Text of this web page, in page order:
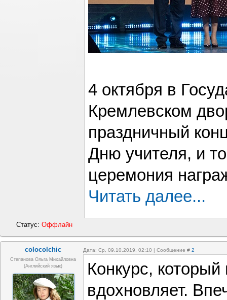
4 октября в
Кремлевском
праздничный
Дню учителя, и
церемония
Читать далее...
Статус:Оффлайн
colocolchic Дата: Ср, 09.10.2019, 02:10 | Сообщение # 2
Степанова Ольга Михайловна
(Английский язык)
Конкурс, который
вдохновляет.